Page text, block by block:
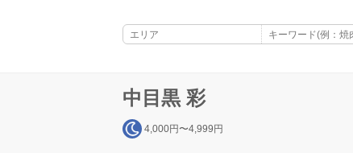
中目黒 彩
4,000円〜4,999円